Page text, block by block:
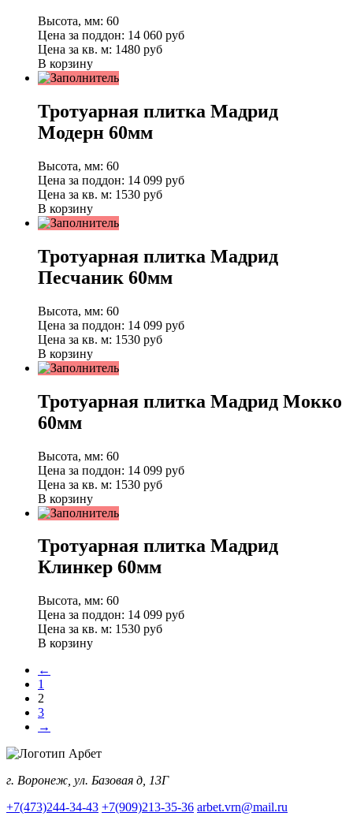
Высота, мм: 60
Цена за поддон: 14 060 руб
Цена за кв. м: 1480 руб
В корзину
Тротуарная плитка Мадрид
Модерн 60мм
Высота, мм: 60
Цена за поддон: 14 099 руб
Цена за кв. м: 1530 руб
В корзину
Тротуарная плитка Мадрид
Песчаник 60мм
Высота, мм: 60
Цена за поддон: 14 099 руб
Цена за кв. м: 1530 руб
В корзину
Тротуарная плитка Мадрид Мокко
60мм
Высота, мм: 60
Цена за поддон: 14 099 руб
Цена за кв. м: 1530 руб
В корзину
Тротуарная плитка Мадрид
Клинкер 60мм
Высота, мм: 60
Цена за поддон: 14 099 руб
Цена за кв. м: 1530 руб
В корзину
←
1
2
3
→
г. Воронеж, ул. Базовая д, 13Г
+7(473)244-34-43 +7(909)213-35-36 arbet.vrn@mail.ru